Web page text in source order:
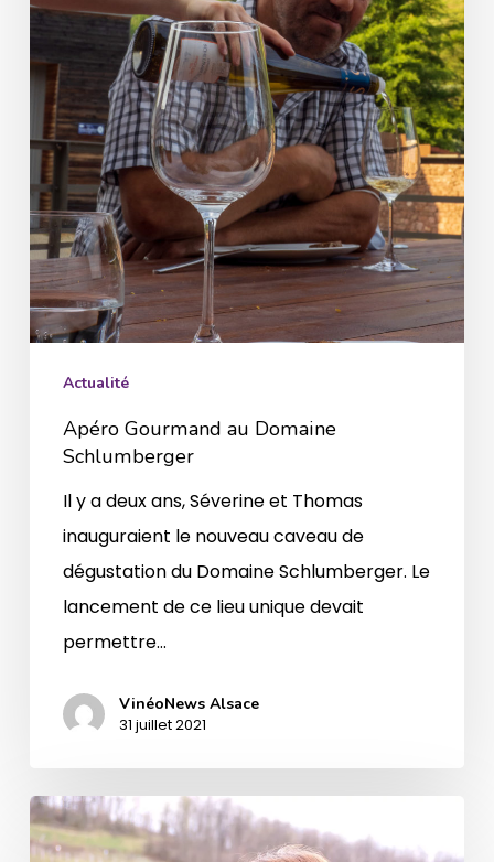
Actualité
Apéro Gourmand au Domaine
Schlumberger
Il y a deux ans, Séverine et Thomas
inauguraient le nouveau caveau de
dégustation du Domaine Schlumberger. Le
lancement de ce lieu unique devait
permettre…
VinéoNews Alsace
31 juillet 2021
Séverine
Schlumberger